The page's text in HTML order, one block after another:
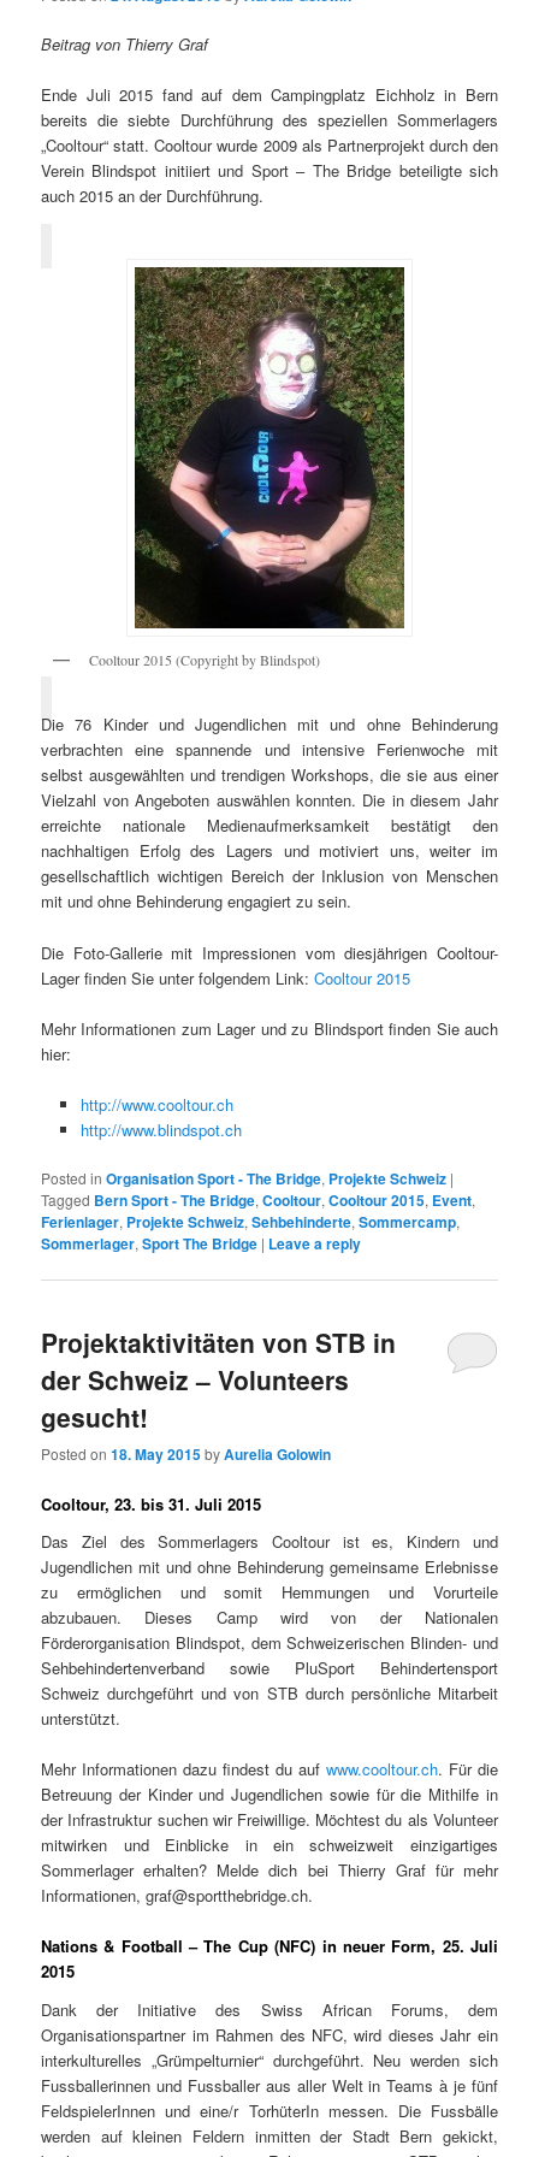
Beitrag von Thierry Graf
Ende Juli 2015 fand auf dem Campingplatz Eichholz in Bern
bereits die siebte Durchführung des speziellen Sommerlagers
„Cooltour“ statt. Cooltour wurde 2009 als Partnerprojekt durch den
Verein Blindspot initiiert und Sport – The Bridge beteiligte sich
auch 2015 an der Durchführung.
Cooltour 2015 (Copyright by Blindspot)
Die 76 Kinder und Jugendlichen mit und ohne Behinderung
verbrachten eine spannende und intensive Ferienwoche mit
selbst ausgewählten und trendigen Workshops, die sie aus einer
Vielzahl von Angeboten auswählen konnten. Die in diesem Jahr
erreichte nationale Medienaufmerksamkeit bestätigt den
nachhaltigen Erfolg des Lagers und motiviert uns, weiter im
gesellschaftlich wichtigen Bereich der Inklusion von Menschen
mit und ohne Behinderung engagiert zu sein.
Die Foto-Gallerie mit Impressionen vom diesjährigen Cooltour-
Lager finden Sie unter folgendem Link:Cooltour 2015
Mehr Informationen zum Lager und zu Blindsport finden Sie auch
hier:
http://www.cooltour.ch
http://www.blindspot.ch
Posted in Organisation Sport - The Bridge, Projekte Schweiz |
Tagged Bern Sport - The Bridge,Cooltour,Cooltour 2015, Event,
Ferienlager, Projekte Schweiz,Sehbehinderte,Sommercamp,
Sommerlager,Sport The Bridge | Leave a reply
Projektaktivitäten von STB in
der Schweiz – Volunteers
gesucht!
Posted on18. May 2015byAurelia Golowin
Cooltour, 23. bis 31. Juli 2015
Das Ziel des Sommerlagers Cooltour ist es, Kindern und
Jugendlichen mit und ohne Behinderung gemeinsame Erlebnisse
zu ermöglichen und somit Hemmungen und Vorurteile
abzubauen. Dieses Camp wird von der Nationalen
Förderorganisation Blindspot, dem Schweizerischen Blinden- und
Sehbehindertenverband sowie PluSport Behindertensport
Schweiz durchgeführt und von STB durch persönliche Mitarbeit
unterstützt.
Mehr Informationen dazu findest du auf www.cooltour.ch. Für die
Betreuung der Kinder und Jugendlichen sowie für die Mithilfe in
der Infrastruktur suchen wir Freiwillige. Möchtest du als Volunteer
mitwirken und Einblicke in ein schweizweit einzigartiges
Sommerlager erhalten? Melde dich bei Thierry Graf für mehr
Informationen, graf@sportthebridge.ch.
Nations & Football – The Cup (NFC) in neuer Form, 25. Juli
2015
Dank der Initiative des Swiss African Forums, dem
Organisationspartner im Rahmen des NFC, wird dieses Jahr ein
interkulturelles „Grümpelturnier“ durchgeführt. Neu werden sich
Fussballerinnen und Fussballer aus aller Welt in Teams à je fünf
FeldspielerInnen und eine/r TorhüterIn messen. Die Fussbälle
werden auf kleinen Feldern inmitten der Stadt Bern gekickt,